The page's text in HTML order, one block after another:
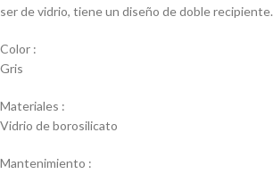
ser de vidrio, tiene un diseño de doble recipiente.
Color :
Gris
Materiales :
Vidrio de borosilicato
Mantenimiento :